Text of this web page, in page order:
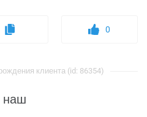
0
клиента (id: 86354)
наш